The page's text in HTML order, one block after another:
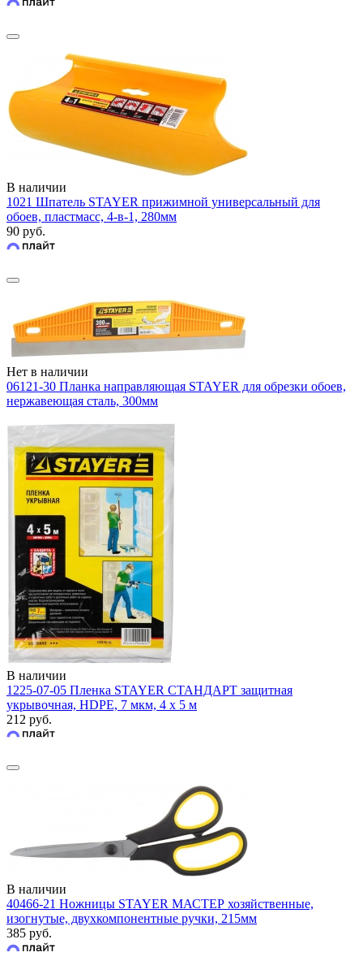
В наличии
1021 Шпатель STAYER прижимной универсальный для
обоев, пластмасс, 4-в-1, 280мм
90 руб.
Нет в наличии
06121-30 Планка направляющая STAYER для обрезки обоев,
нержавеющая сталь, 300мм
В наличии
1225-07-05 Пленка STAYER СТАНДАРТ защитная
укрывочная, HDPE, 7 мкм, 4 х 5 м
212 руб.
В наличии
40466-21 Ножницы STAYER МАСТЕР хозяйственные,
изогнутые, двухкомпонентные ручки, 215мм
385 руб.